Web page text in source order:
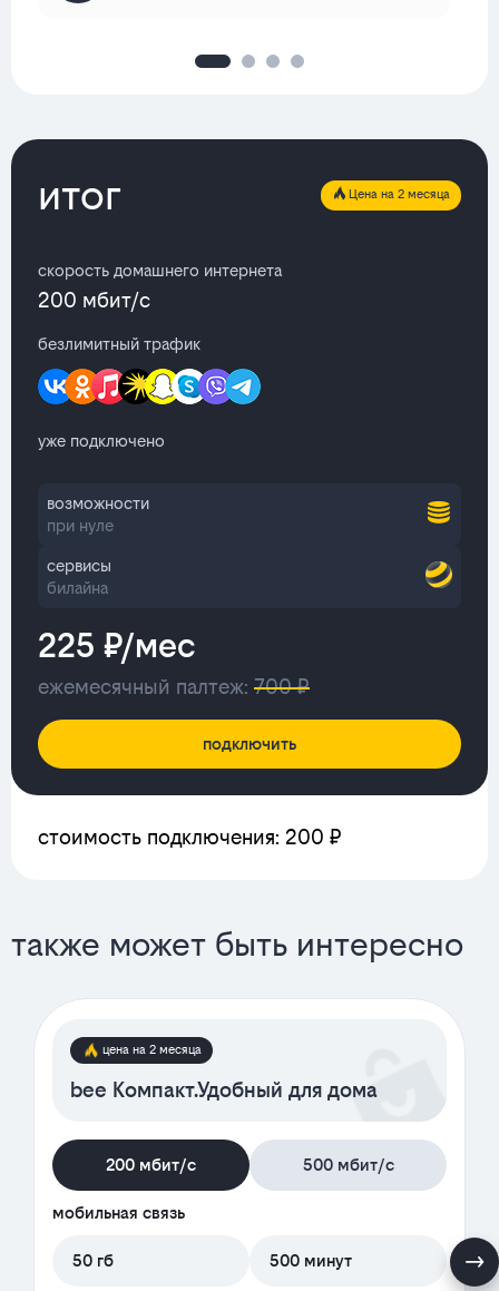
итог Цена на 2 месяца
скорость домашнего интернета
200 мбит/с
безлимитный трафик
уже подключено
возможности
при нуле
сервисы
билайна
225 ₽/мес
ежемесячный палтеж: 700 ₽
подключить
стоимость подключения: 200 ₽
также может быть интересно
цена на 2 месяца
bee Компакт.Удобный для дома
200 мбит/с 500 мбит/с
мобильная связь
50 гб 500 минут